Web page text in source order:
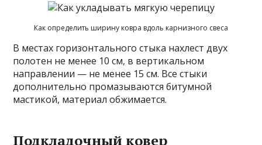
Как определить ширину ковра вдоль карнизного свеса
В местах горизонтального стыка нахлест двух
полотен не менее 10 см, в вертикальном
направлении — не менее 15 см. Все стыки
дополнительно промазываются битумной
мастикой, материал обжимается.
Подкладочный ковер